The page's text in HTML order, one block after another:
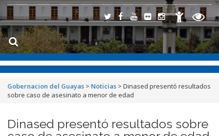
Gobernacion del Guayas > Noticias > Dinased presentó resultados
sobre caso de asesinato a menor de edad
Dinased presentó resultados sobre